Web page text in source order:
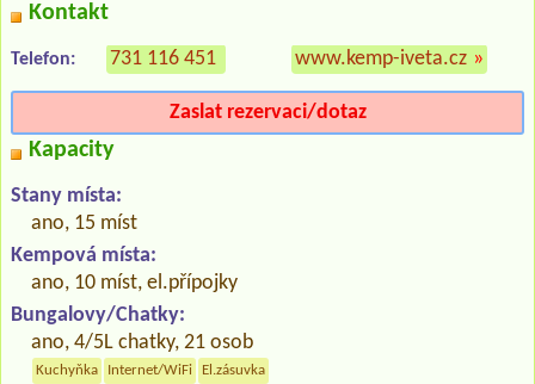
Kontakt
Telefon: 731 116 451 www.kemp-iveta.cz »
Zaslat rezervaci/dotaz
Kapacity
Stany místa:
ano, 15 míst
Kempová místa:
ano, 10 míst, el.přípojky
Bungalovy/Chatky:
ano, 4/5L chatky, 21 osob
Kuchyňka Internet/WiFi El.zásuvka